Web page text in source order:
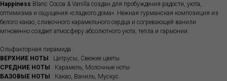
Happiness Blanc Cocoa & Vanilla создан для пробуждения радости, уюта,
оптимизма и ощущения «сладкого дома». Нежная гурманская композиция из
белого какао, сливочного карамельного сердца и согревающей ванили
мгновенно создает атмосферу абсолютного уюта, тепла и гармонии.
Ольфакторная пирамида :
ВЕРХНИЕ НОТЫ : Цитрусы, Свежие цветы
СРЕДНИЕ НОТЫ : Карамель, Молочные ноты
БАЗОВЫЕ НОТЫ : Какао, Ваниль, Мускус.